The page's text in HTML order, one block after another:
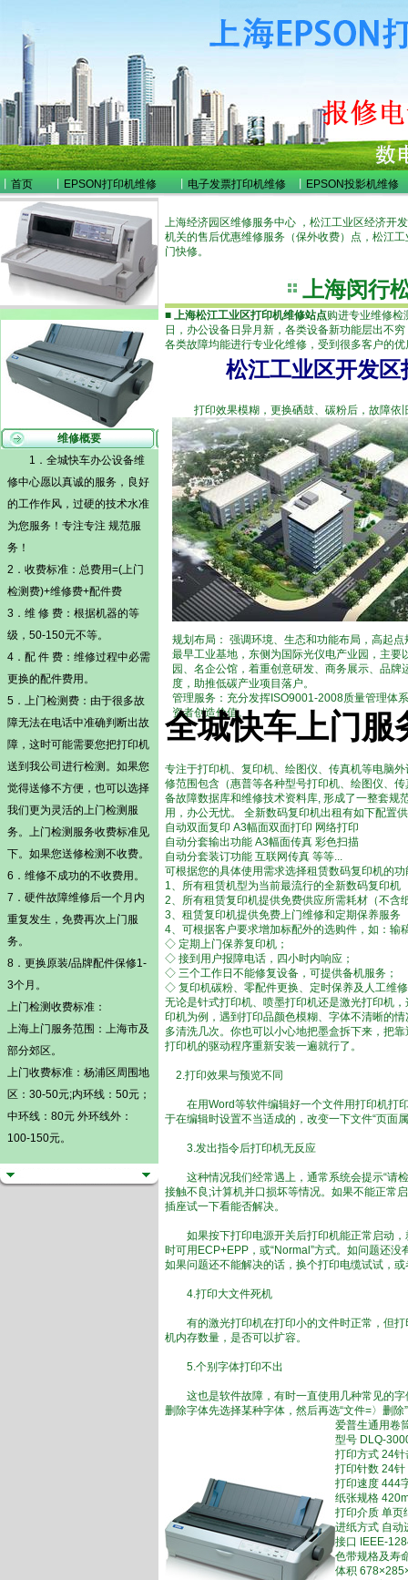
首页 EPSON打印机维修 电子发票打印机维修 EPSON投影机维修
维修概要
1．全城快车办公设备维
修中心愿以真诚的服务，良好
的工作作风，过硬的技术水准
为您服务！专注专注 规范服
务！
2．收费标准：总费用=(上门
检测 费)+维修费+配件费
3．维 修 费：根据机器的等
级，50-150元不等。
4．配 件 费：维修过程中必需
更换的配件费用。
5． 上门检测 费：由于很多故
障无法在电话中准确判断出故
障，这时可能需要您把打印机
送到我公司进行检测。如果您
觉得送修不方便，也可以选择
我们更为灵活的上门检测 服
务。 上门检测 服务收费标准见
下。如果您送修检测不收费。
6．维修不成功的不收费用。
7．硬件故障维修后一个月内
重复发生，免费再次上门服
务。
8．更换原装/品牌配件保修1-
3个月。
上门检测收费标准：
上海上门服务范围：上海市及
部分郊区。
上门收费标准：杨浦区周围地
区：30-50元;内环线：50元；
中环线：80元 外环线外：
100-150元。
上海经济园区维修服务中心 ，松江工业区经济开
机关的售后优惠维修服务（保外收费）点，松江
门快修。
上海闵行
■ 上海松江工业区打印机维修站点购进专业维修检
日，办公设备日异月新，各类设备新功能层出不
各类故障均能进行专业化维修，受到很多客户的优
松江工业区开发
打印效果模糊，更换硒鼓、碳粉后，故障
规划布局： 强调环境、生态和功能布局，高起
最早工业基地，东侧为国际光仪电产业园，主
园、名企公馆，着重创意研发、商务展示、品
度，助推低碳产业项目落户。
管理服务：充分发挥ISO9001-2008质量管理体
资者创造价值。
全城快车上门服
专注于打印机、复印机、绘图仪、传真机等电脑
修范围包含（惠普等各种型号打印机、绘图仪、
备故障数据库和维修技术资料库, 形成了一整套规
用，办公无忧。 全新数码复印机出租有如下配置
自动双面复印 A3幅面双面打印 网络打印
自动分套输出功能 A3幅面传真 彩色扫描
自动分套装订功能 互联网传真 等等...
可根据您的具体使用需求选择租赁数码复印机的
1、所有租赁机型为当前最流行的全新数码复印机
2、所有租赁复印机提供免费供应所需耗材（不含
3、租赁复印机提供免费上门维修和定期保养服务
4、可根据客户要求增加标配外的选购件，如：输
◇ 定期上门保养复印机；
◇ 接到用户报障电话，四小时内响应；
◇ 三个工作日不能修复设备，可提供备机服务；
◇ 复印机碳粉、零配件更换、定时保养及人工维
无论是针式打印机、喷墨打印机还是激光打印机
印机为例，遇到打印品颜色模糊、字体不清晰的
多清洗几次。你也可以小心地把墨盒拆下来，把
打印机的驱动程序重新安装一遍就行了。
2.打印效果与预览不同
在用Word等软件编辑好一个文件用打印机打印
于在编辑时设置不当适成的，改变一下文件“页面
3.发出指令后打印机无反应
这种情况我们经常遇上，通常系统会提示“请检
接触不良;计算机并口损坏等情况。如果不能正常
插座试一下看能否解决。
如果按下打印电源开关后打印机能正常启动，
时可用ECP+EPP，或“Normal”方式。如问题还
如果问题还不能解决的话，换个打印电缆试试，
4.打印大文件死机
有的激光打印机在打印小的文件时正常，但打
机内存数量，是否可以扩容。
5.个别字体打印不出
这也是软件故障，有时一直使用几种常见的字
删除字体先选择某种字体，然后再选“文件=〉删
爱普生通用卷
型号 DLQ-
打印方式 24针
打印针数 24针
打印速度 444
纸张规格
打印介质 单页
进纸方式 自动
接口 IEEE-
色带规格及寿
体积